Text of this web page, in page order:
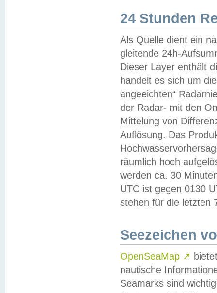
24 Stunden
Als Quelle dient ein
gleitende 24h-
Dieser Layer enthält
handelt es sich um
angeeichten“
der Radar- mit den
Mittelung von
Auflösung. Das
räumlich hoch
werden ca. 30
UTC ist gegen 0130
stehen für die letzten
Seezeichen
OpenSeaMap ↗
nautische
Seamarks sind